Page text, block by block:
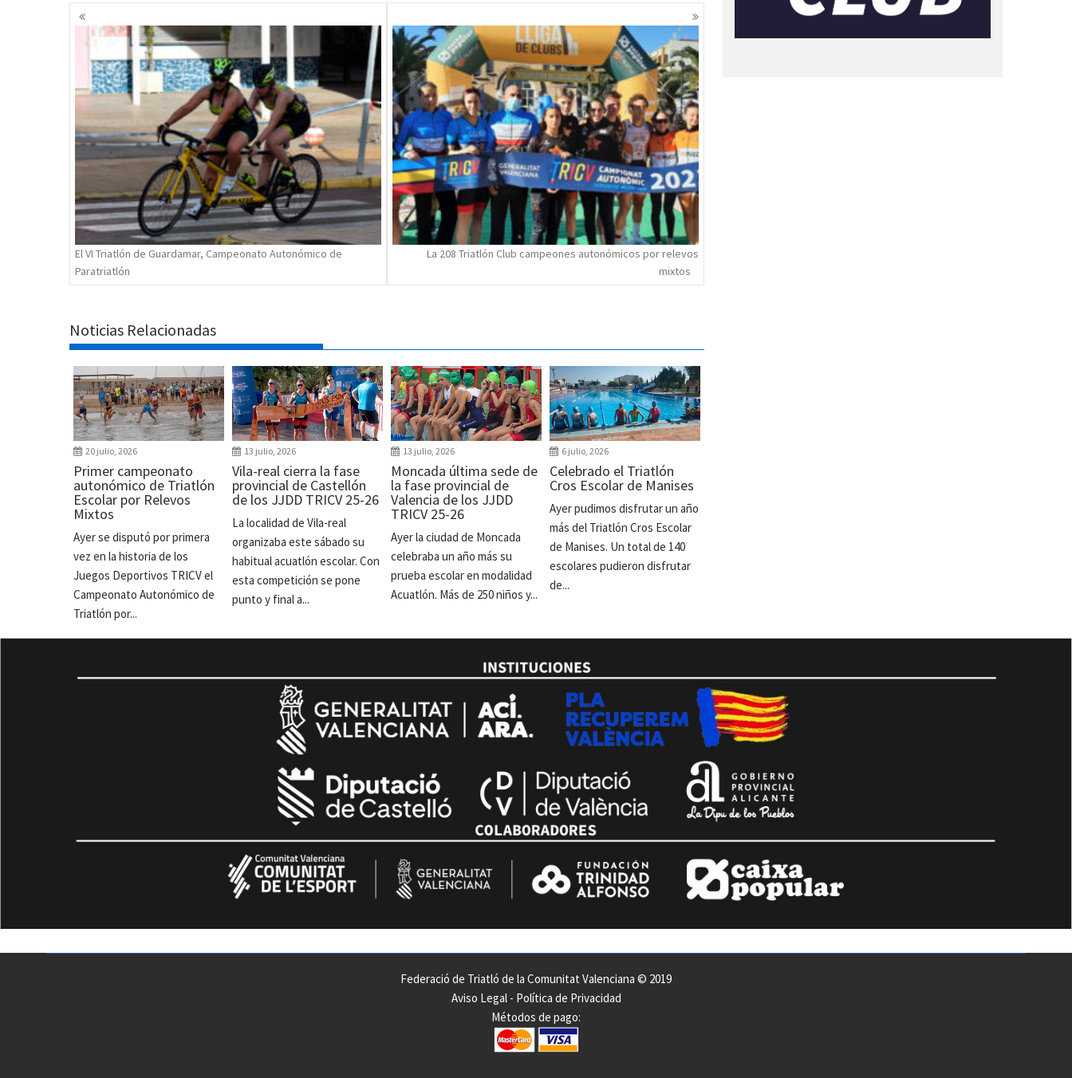
Navegación
de
entradas
El VI Triatlón de Guardamar, Campeonato Autonómico de
Paratriatlón
La 208 Triatlón Club campeones autonómicos por relevos
mixtos
Noticias Relacionadas
20 julio, 2026
Primer campeonato
autonómico de Triatlón
Escolar por Relevos
Mixtos
Ayer se disputó por primera
vez en la historia de los
Juegos Deportivos TRICV el
Campeonato Autonómico de
Triatlón por...
13 julio, 2026
Vila-real cierra la fase
provincial de Castellón
de los JJDD TRICV 25-26
La localidad de Vila-real
organizaba este sábado su
habitual acuatlón escolar. Con
esta competición se pone
punto y final a...
13 julio, 2026
Moncada última sede de
la fase provincial de
Valencia de los JJDD
TRICV 25-26
Ayer la ciudad de Moncada
celebraba un año más su
prueba escolar en modalidad
Acuatlón. Más de 250 niños y...
6 julio, 2026
Celebrado el Triatlón
Cros Escolar de Manises
Ayer pudimos disfrutar un año
más del Triatlón Cros Escolar
de Manises. Un total de 140
escolares pudieron disfrutar
de...
Federació de Triatló de la Comunitat Valenciana © 2019
Aviso Legal- Política de Privacidad
Métodos de pago: